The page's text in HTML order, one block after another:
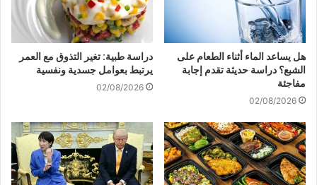
هل يساعد الماء أثناء الطعام على
الشبع؟ دراسة حديثة تقدم إجابة
مفاجئة
02/08/2026
دراسة طبية: تغير التذوق مع العمر
يرتبط بعوامل جسدية ونفسية
02/08/2026